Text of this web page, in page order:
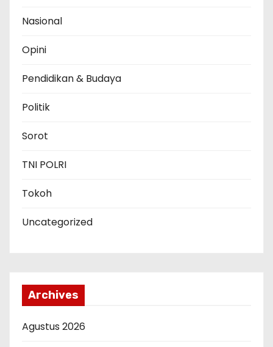
Nasional
Opini
Pendidikan & Budaya
Politik
Sorot
TNI POLRI
Tokoh
Uncategorized
Archives
Agustus 2026